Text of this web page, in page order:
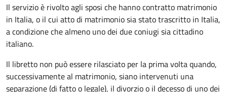
Il servizio è rivolto agli sposi che hanno contratto matrimonio
in Italia, o il cui atto di matrimonio sia stato trascritto in Italia,
a condizione che almeno uno dei due coniugi sia cittadino
italiano.
Il libretto non può essere rilasciato per la prima volta quando,
successivamente al matrimonio, siano intervenuti una
separazione (di fatto o legale), il divorzio o il decesso di uno dei